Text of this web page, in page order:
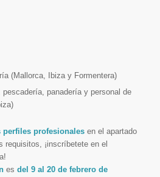
(Mallorca, Ibiza y Formentera)
panadería y personal de
perfiles profesionalesen el apartado
¡inscríbetete en el
es del 9 al 20 de febrero de